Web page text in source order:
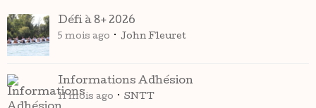
Défi à 8+ 2026
5 mois ago John Fleuret
Informations Adhésion
11 mois ago SNTT